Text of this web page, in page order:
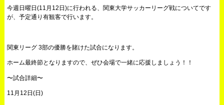
今週日曜日(11月12日)に行われる、関東大学サッカーリーグ戦についてです
が、予定通り有観客で行います。
関東リーグ 3部の優勝を賭けた試合になります。
ホーム最終節となりますので、ぜひ会場で一緒に応援しましょう！！
〜試合詳細〜
11月12日(日)